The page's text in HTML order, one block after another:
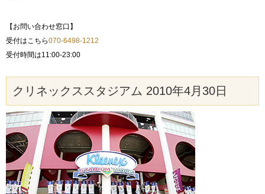
【お問い合わせ窓口】
受付はこちら070-6498-1212
受付時間は11:00-23:00
クリネックススタジアム 2010年4月30日